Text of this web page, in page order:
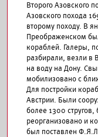
Второго Азовского
Азовского похода
второму походу. В
Преображенском
кораблей. Галеры,
разбирали, везли в
на воду на Дону.
мобилизовано с
Для постройки
Австрии. Были
более 1300
реорганизовано и
был поставлен